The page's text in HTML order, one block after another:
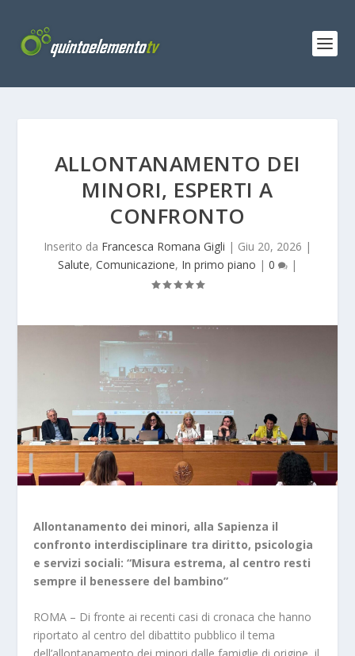
ALLONTANAMENTO DEI
MINORI, ESPERTI A
CONFRONTO
Inserito da Francesca Romana Gigli | Giu 20, 2026 |
Salute, Comunicazione, In primo piano | 0 |
Allontanamento dei minori, alla Sapienza il
confronto interdisciplinare tra diritto, psicologia
e servizi sociali: “Misura estrema, al centro resti
sempre il benessere del bambino”
ROMA – Di fronte ai recenti casi di cronaca che hanno
riportato al centro del dibattito pubblico il tema